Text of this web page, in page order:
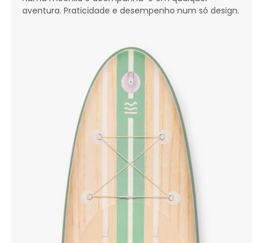
aventura. Praticidade e desempenho num só design.